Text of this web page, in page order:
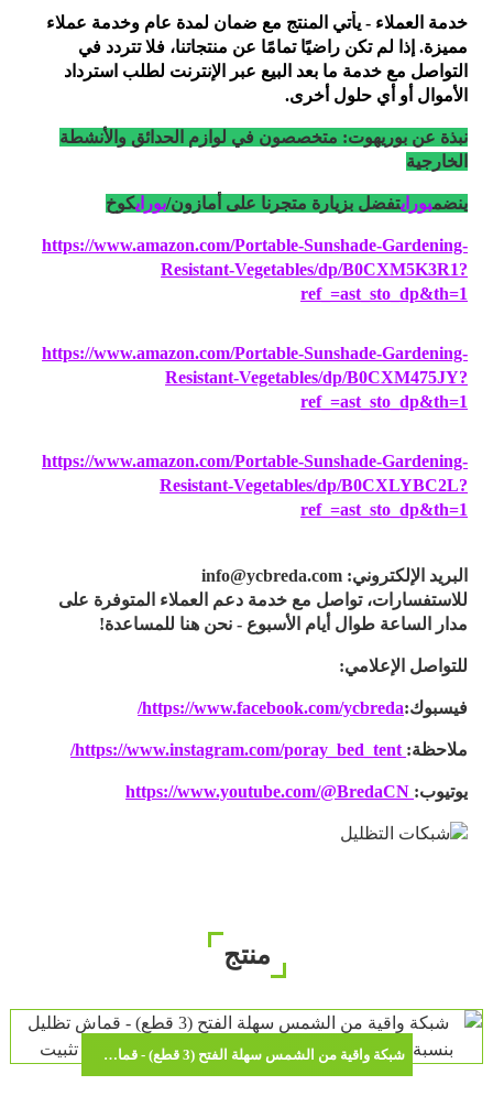
خدمة العملاء - يأتي المنتج مع ضمان لمدة عام وخدمة عملاء
مميزة. إذا لم تكن راضيًا تمامًا عن منتجاتنا، فلا تتردد في
التواصل مع خدمة ما بعد البيع عبر الإنترنت لطلب استرداد
الأموال أو أي حلول أخرى.
نبذة عن بوريهوت: متخصصون في لوازم الحدائق والأنشطة
الخارجية
ينضمبورايتفضل بزيارة متجرنا على أمازون/بورايكوخ
https://www.amazon.com/Portable-Sunshade-Gardening-
Resistant-Vegetables/dp/B0CXM5K3R1?
ref_=ast_sto_dp&th=1
https://www.amazon.com/Portable-Sunshade-Gardening-
Resistant-Vegetables/dp/B0CXM475JY?
ref_=ast_sto_dp&th=1
https://www.amazon.com/Portable-Sunshade-Gardening-
Resistant-Vegetables/dp/B0CXLYBC2L?
ref_=ast_sto_dp&th=1
البريد الإلكتروني: info@ycbreda.com
للاستفسارات، تواصل مع خدمة دعم العملاء المتوفرة على
مدار الساعة طوال أيام الأسبوع - نحن هنا للمساعدة!
للتواصل الإعلامي:
فيسبوك:https://www.facebook.com/ycbreda/
ملاحظة: https://www.instagram.com/poray_bed_tent/
يوتيوب: https://www.youtube.com/@BredaCN
منتج
شبكة واقية من الشمس سهلة الفتح (3 قطع) - قماش تظليل بنسبة 80% للنباتات المحفوظة في أصص مع دعامات تثبيت